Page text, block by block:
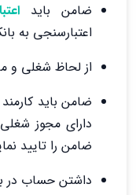
ضامن باید
اعتبارسنجی به
از لحاظ شغلی و
ضامن باید
دارای مجوز
ضامن را تایید
داشتن حساب در